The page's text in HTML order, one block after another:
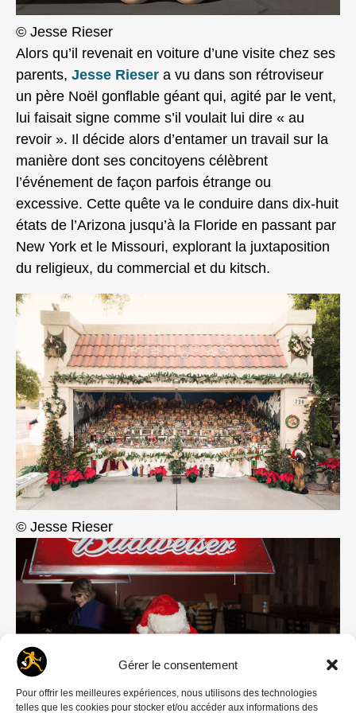
Gérer le consentement
Pour offrir les meilleures expériences, nous utilisons des technologies
telles que les cookies pour stocker et/ou accéder aux informations des
© Jesse Rieser
Alors qu’il revenait en voiture d’une visite chez ses
parents, Jesse Rieser a vu dans son rétroviseur
un père Noël gonflable géant qui, agité par le vent,
lui faisait signe comme s’il voulait lui dire « au
revoir ». Il décide alors d’entamer un travail sur la
manière dont ses concitoyens célèbrent
l’événement de façon parfois étrange ou
excessive. Cette quête va le conduire dans dix-huit
états de l’Arizona jusqu’à la Floride en passant par
New York et le Missouri, explorant la juxtaposition
du religieux, du commercial et du kitsch.
© Jesse Rieser